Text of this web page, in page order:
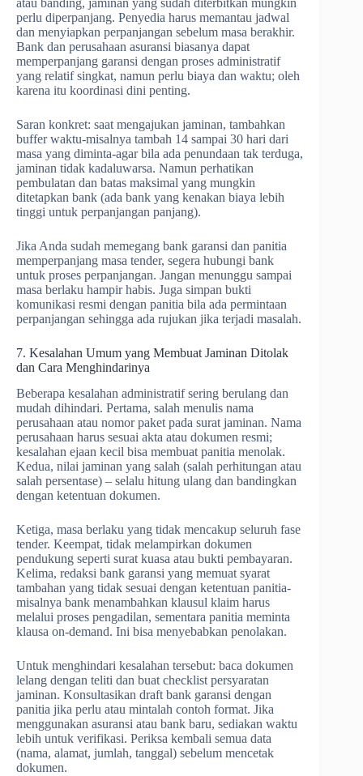
perlu diperpanjang. Penyedia harus memantau jadwal
dan menyiapkan perpanjangan sebelum masa berakhir.
Bank dan perusahaan asuransi biasanya dapat
memperpanjang garansi dengan proses administratif
yang relatif singkat, namun perlu biaya dan waktu; oleh
karena itu koordinasi dini penting.
Saran konkret: saat mengajukan jaminan, tambahkan
buffer waktu-misalnya tambah 14 sampai 30 hari dari
masa yang diminta-agar bila ada penundaan tak terduga,
jaminan tidak kadaluwarsa. Namun perhatikan
pembulatan dan batas maksimal yang mungkin
ditetapkan bank (ada bank yang kenakan biaya lebih
tinggi untuk perpanjangan panjang).
Jika Anda sudah memegang bank garansi dan panitia
memperpanjang masa tender, segera hubungi bank
untuk proses perpanjangan. Jangan menunggu sampai
masa berlaku hampir habis. Juga simpan bukti
komunikasi resmi dengan panitia bila ada permintaan
perpanjangan sehingga ada rujukan jika terjadi masalah.
7. Kesalahan Umum yang Membuat Jaminan Ditolak
dan Cara Menghindarinya
Beberapa kesalahan administratif sering berulang dan
mudah dihindari. Pertama, salah menulis nama
perusahaan atau nomor paket pada surat jaminan. Nama
perusahaan harus sesuai akta atau dokumen resmi;
kesalahan ejaan kecil bisa membuat panitia menolak.
Kedua, nilai jaminan yang salah (salah perhitungan atau
salah persentase) – selalu hitung ulang dan bandingkan
dengan ketentuan dokumen.
Ketiga, masa berlaku yang tidak mencakup seluruh fase
tender. Keempat, tidak melampirkan dokumen
pendukung seperti surat kuasa atau bukti pembayaran.
Kelima, redaksi bank garansi yang memuat syarat
tambahan yang tidak sesuai dengan ketentuan panitia-
misalnya bank menambahkan klausul klaim harus
melalui proses pengadilan, sementara panitia meminta
klausa on-demand. Ini bisa menyebabkan penolakan.
Untuk menghindari kesalahan tersebut: baca dokumen
lelang dengan teliti dan buat checklist persyaratan
jaminan. Konsultasikan draft bank garansi dengan
panitia jika perlu atau mintalah contoh format. Jika
menggunakan asuransi atau bank baru, sediakan waktu
lebih untuk verifikasi. Periksa kembali semua data
(nama, alamat, jumlah, tanggal) sebelum mencetak
dokumen.